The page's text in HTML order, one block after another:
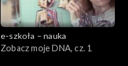
e-szkoła – nauka
Zobacz moje DNA, cz. 1